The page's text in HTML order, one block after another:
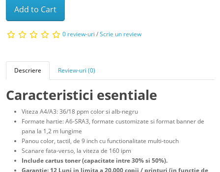
Add to Cart
0 review-uri /Scrie un review
Descriere Review-uri (0)
Caracteristici esentiale
Viteza A4/A3: 36/18 ppm color si alb-negru
Formate hartie: A6-SRA3, formate customizate si format banner de
pana la 1,2 m lungime
Panou color, tactil, de 9 inch cu functionalitate multi-touch
Scanare fata-verso, la viteza de 160 ipm
Include cartus toner (capacitate intre 30% si 50%).
Garantie: 12 Luni in limita a 20.000 copii / printuri (in functie de